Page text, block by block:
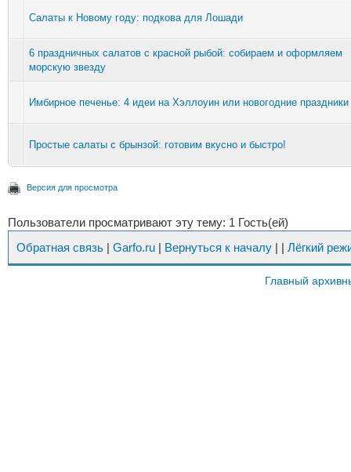
Салаты к Новому году: подкова для Лошади
6 праздничных салатов с красной рыбой: собираем и оформляем
морскую звезду
Имбирное печенье: 4 идеи на Хэллоуин или новогодние праздники
Простые салаты с брынзой: готовим вкусно и быстро!
Версия для просмотра
Пользователи просматривают эту тему: 1 Гость(ей)
Обратная связь | Garfo.ru | Вернуться к началу | | Лёгкий
Главный